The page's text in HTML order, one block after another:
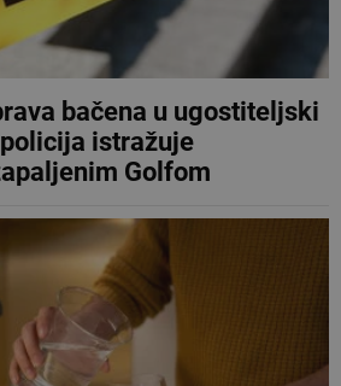
bačena u ugostiteljski
istražuje
Golfom